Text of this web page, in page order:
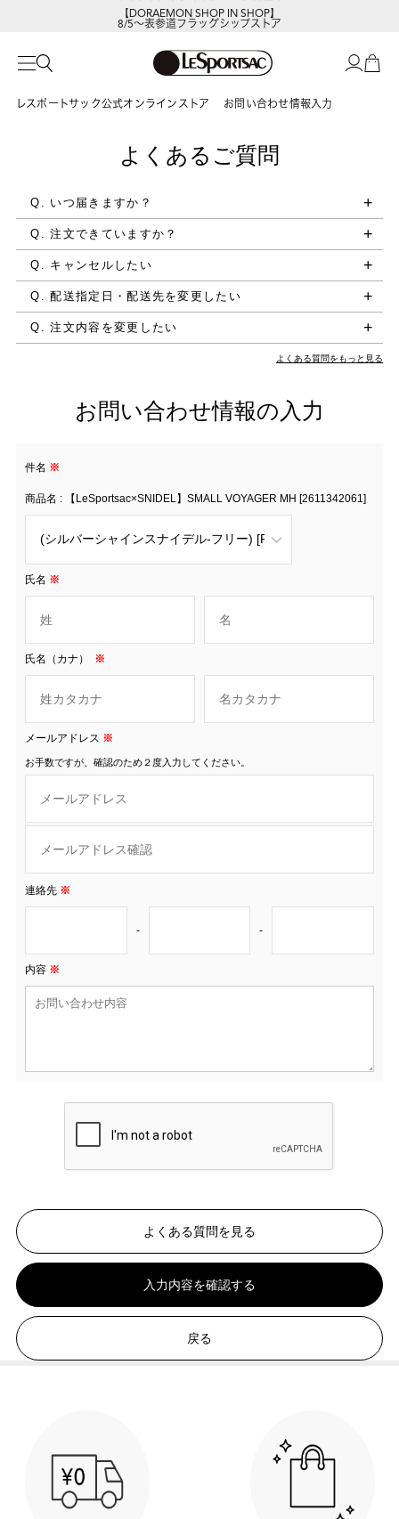
【DORAEMON SHOP IN SHOP】
8/5～表参道フラッグシップストア
レスポートサック公式オンラインストア お問い合わせ情報入力
よくあるご質問
Q. いつ届きますか？
Q. 注文できていますか？
Q. キャンセルしたい
Q. 配送指定日・配送先を変更したい
Q. 注文内容を変更したい
よくある質問をもっと見る
お問い合わせ情報の入力
件名 ※
商品名 : 【LeSportsac×SNIDEL】SMALL VOYAGER MH [2611342061]
氏名 ※
氏名（カナ） ※
メールアドレス ※
お手数ですが、確認のため２度入力してください。
連絡先 ※
- -
内容 ※
よくある質問を見る
入力内容を確認する
戻る